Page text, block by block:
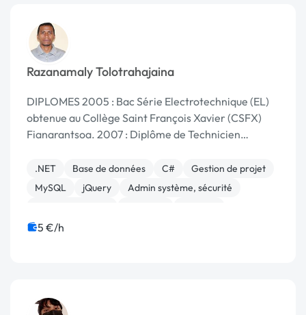
Razanamaly Tolotrahajaina
DIPLOMES 2005 : Bac Série Electrotechnique (EL)
obtenue au Collège Saint François Xavier (CSFX)
Fianarantsoa. 2007 : Diplôme de Technicien
Logiciel et Intelligence Artificielle (IGGLIA) ob...
.NET Base de données C#
Gestion de projet
MySQL
jQuery
Admin système, sécurité
5 €/h